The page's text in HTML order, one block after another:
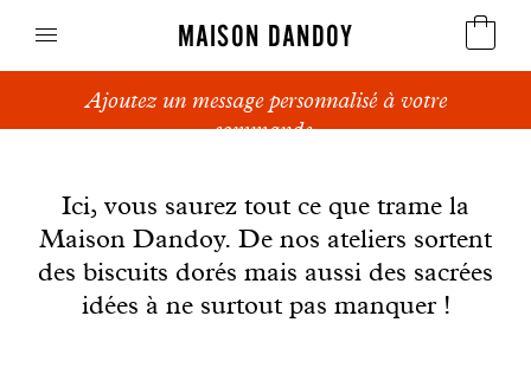
MAISON DANDOY
Speculoos
Pains sucrés
Gâteaux
Ajoutez un message personnalisé à votre
commande.
Ici, vous saurez tout ce que trame la
Maison Dandoy. De nos ateliers sortent
des biscuits dorés mais aussi des sacrées
idées à ne surtout pas manquer !